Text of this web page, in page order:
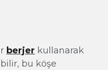
berjer kullanarak
bu köşe